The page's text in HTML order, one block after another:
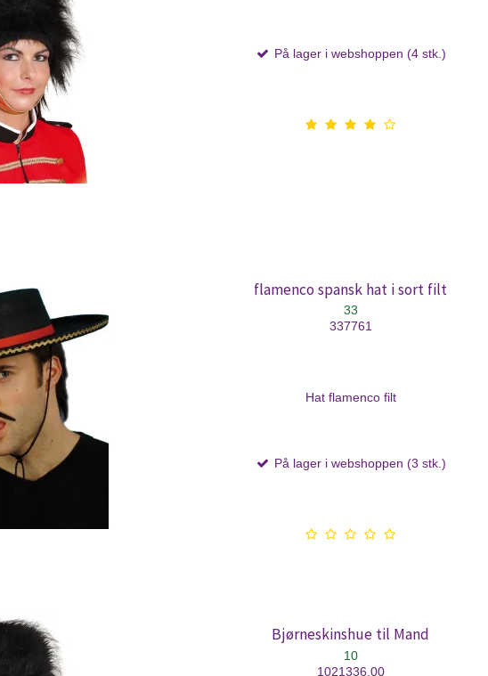
På lager i webshoppen (4 stk.)
flamenco spansk hat i sort filt
33
337761
Hat flamenco filt
På lager i webshoppen (3 stk.)
Bjørneskinshue til Mand
10
1021336.00